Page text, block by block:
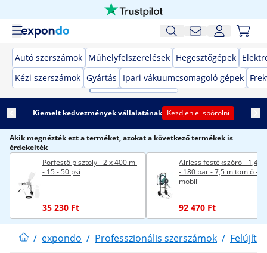
Autó szerszámok Műhelyfelszerelések Hegesztőgépek
Kézi szerszámok Gyártás Ipari vákuumcsomagoló gépek
Kiemelt kedvezmények vállalatának Kezdjen el spórolni
Akik megnézték ezt a terméket, azokat a következő termékek is
érdekelték
Porfestő pisztoly - 2 x 400 ml
- 15 - 50 psi
35 230 Ft
Airless festékszóró - 1,4 l/
- 180 bar - 7,5 m tömlő -
mobil
92 470 Ft
/ expondo / Professzionális szerszámok /